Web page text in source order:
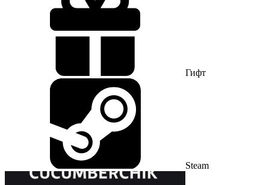
Гифт
Steam